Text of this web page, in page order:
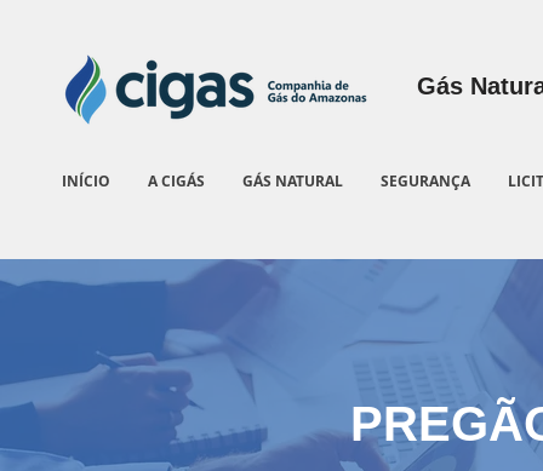
Gás
INÍCIO A CIGÁS GÁS NATURAL SEGURANÇA